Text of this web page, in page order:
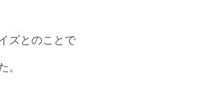
ズとのことで
。